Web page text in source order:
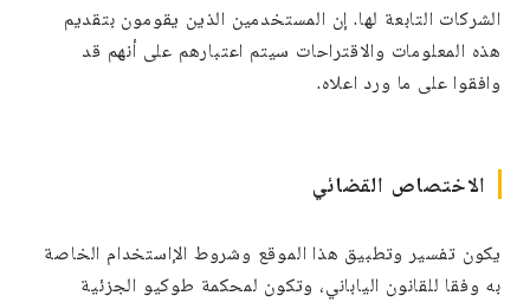
الشركات التابعة لها. إن المستخدمين الذين يقومون بتقديم
هذه المعلومات والاقتراحات سيتم اعتبارهم على أنهم قد
وافقوا على ما ورد اعلاه.
الاختصاص القضائي
يكون تفسير وتطبيق هذا الموقع وشروط الإاستخدام الخاصة
به وفقا للقانون الياباني، وتكون لمحكمة طوكيو الجزئية